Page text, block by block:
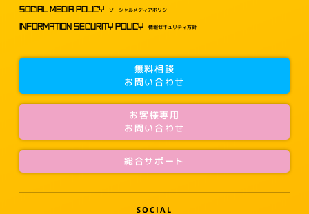
SOCIAL MEDIA POLICY ソーシャルメディアポリシー
INFORMATION SECURITY POLICY 情報セキュリティ方針
無料相談
お問い合わせ
お客様専用
お問い合わせ
総合サポート